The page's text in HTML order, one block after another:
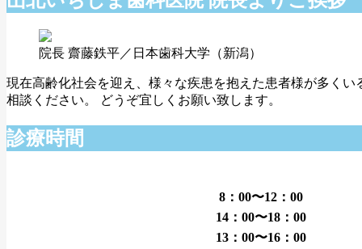
院長 齋藤鉄平／日本歯科大学（新潟）
現在高齢化社会を迎え、様々な疾患を抱えた患者様が多く
相談ください。 どうぞ宜しくお願い致します。
診療時間
8：00〜12：00
14：00〜18：00
13：00〜16：00